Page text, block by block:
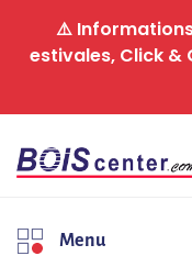
⚠️
estivales, Click &
Menu